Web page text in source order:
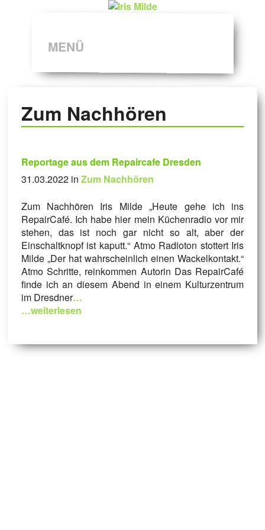
MENÜ
Zum Nachhören
Reportage aus dem Repaircafe Dresden
31.03.2022 in Zum Nachhören
Zum Nachhören Iris Milde „Heute gehe ich ins
RepairCafé. Ich habe hier mein Küchenradio vor mir
stehen, das ist noch gar nicht so alt, aber der
Einschaltknopf ist kaputt.“ Atmo Radioton stottert Iris
Milde „Der hat wahrscheinlich einen Wackelkontakt.“
Atmo Schritte, reinkommen Autorin Das RepairCafé
finde ich an diesem Abend in einem Kulturzentrum
im Dresdner…
…weiterlesen